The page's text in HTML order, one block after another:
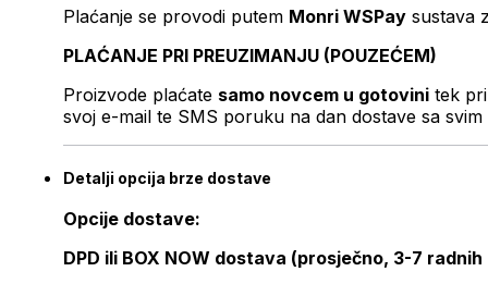
Plaćanje se provodi putem Monri WSPay sustava
PLAĆANJE PRI PREUZIMANJU (POUZEĆEM)
Proizvode plaćate samo novcem u gotovini tek
svoj e-mail te SMS poruku na dan dostave sa svim
Detalji opcija brze dostave
Opcije dostave:
DPD ili BOX NOW dostava (prosječno, 3-7 radnih